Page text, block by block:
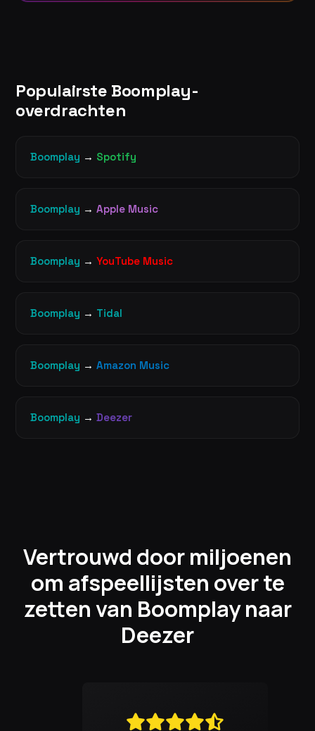
Populairste Boomplay-
overdrachten
Boomplay → Spotify
Boomplay → Apple Music
Boomplay → YouTube Music
Boomplay → Tidal
Boomplay → Amazon Music
Boomplay → Deezer
Vertrouwd door miljoenen
om afspeellijsten over te
zetten van Boomplay naar
Deezer